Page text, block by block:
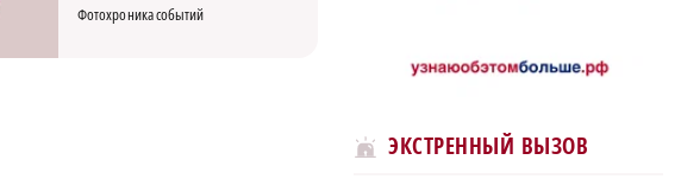
Фотохроника событий
ЭКСТРЕННЫЙ ВЫЗОВ